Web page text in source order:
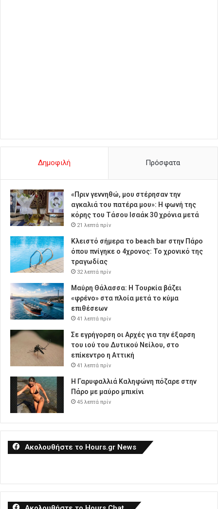
Δημοφιλή Πρόσφατα
«Πριν γεννηθώ, μου στέρησαν την
αγκαλιά του πατέρα μου»: Η φωνή της
κόρης του Τάσου Ισαάκ 30 χρόνια μετά
21 λεπτά πρίν
Κλειστό σήμερα το beach bar στην Πάρο
όπου πνίγηκε ο 4χρονος: Το χρονικό της
τραγωδίας
32 λεπτά πρίν
Μαύρη Θάλασσα: Η Τουρκία βάζει
«φρένο» στα πλοία μετά το κύμα
επιθέσεων
41 λεπτά πρίν
Σε εγρήγορση οι Αρχές για την έξαρση
του ιού του Δυτικού Νείλου, στο
επίκεντρο η Αττική
41 λεπτά πρίν
Η Γαρυφαλλιά Καληφώνη πόζαρε στην
Πάρο με μαύρο μπικίνι
45 λεπτά πρίν
Ακολουθήστε το Hours.gr News